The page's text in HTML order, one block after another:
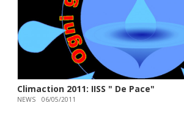
Climaction 2011: IISS " De Pace"
NEWS 06/05/2011